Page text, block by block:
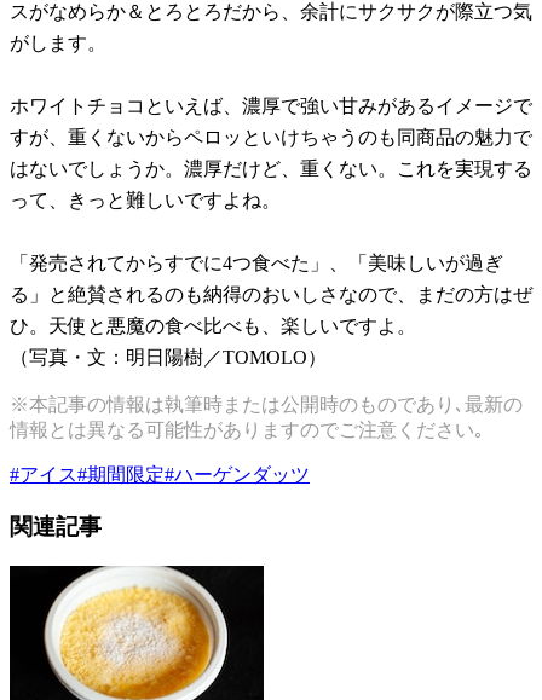
スがなめらか＆とろとろだから、余計にサクサクが際立つ気
がします。
ホワイトチョコといえば、濃厚で強い甘みがあるイメージで
すが、重くないからペロッといけちゃうのも同商品の魅力で
はないでしょうか。濃厚だけど、重くない。これを実現する
って、きっと難しいですよね。
「発売されてからすでに4つ食べた」、「美味しいが過ぎ
る」と絶賛されるのも納得のおいしさなので、まだの方はぜ
ひ。天使と悪魔の食べ比べも、楽しいですよ。
（写真・文：明日陽樹／TOMOLO）
※本記事の情報は執筆時または公開時のものであり､最新の
情報とは異なる可能性がありますのでご注意ください｡
#アイス#期間限定#ハーゲンダッツ
関連記事